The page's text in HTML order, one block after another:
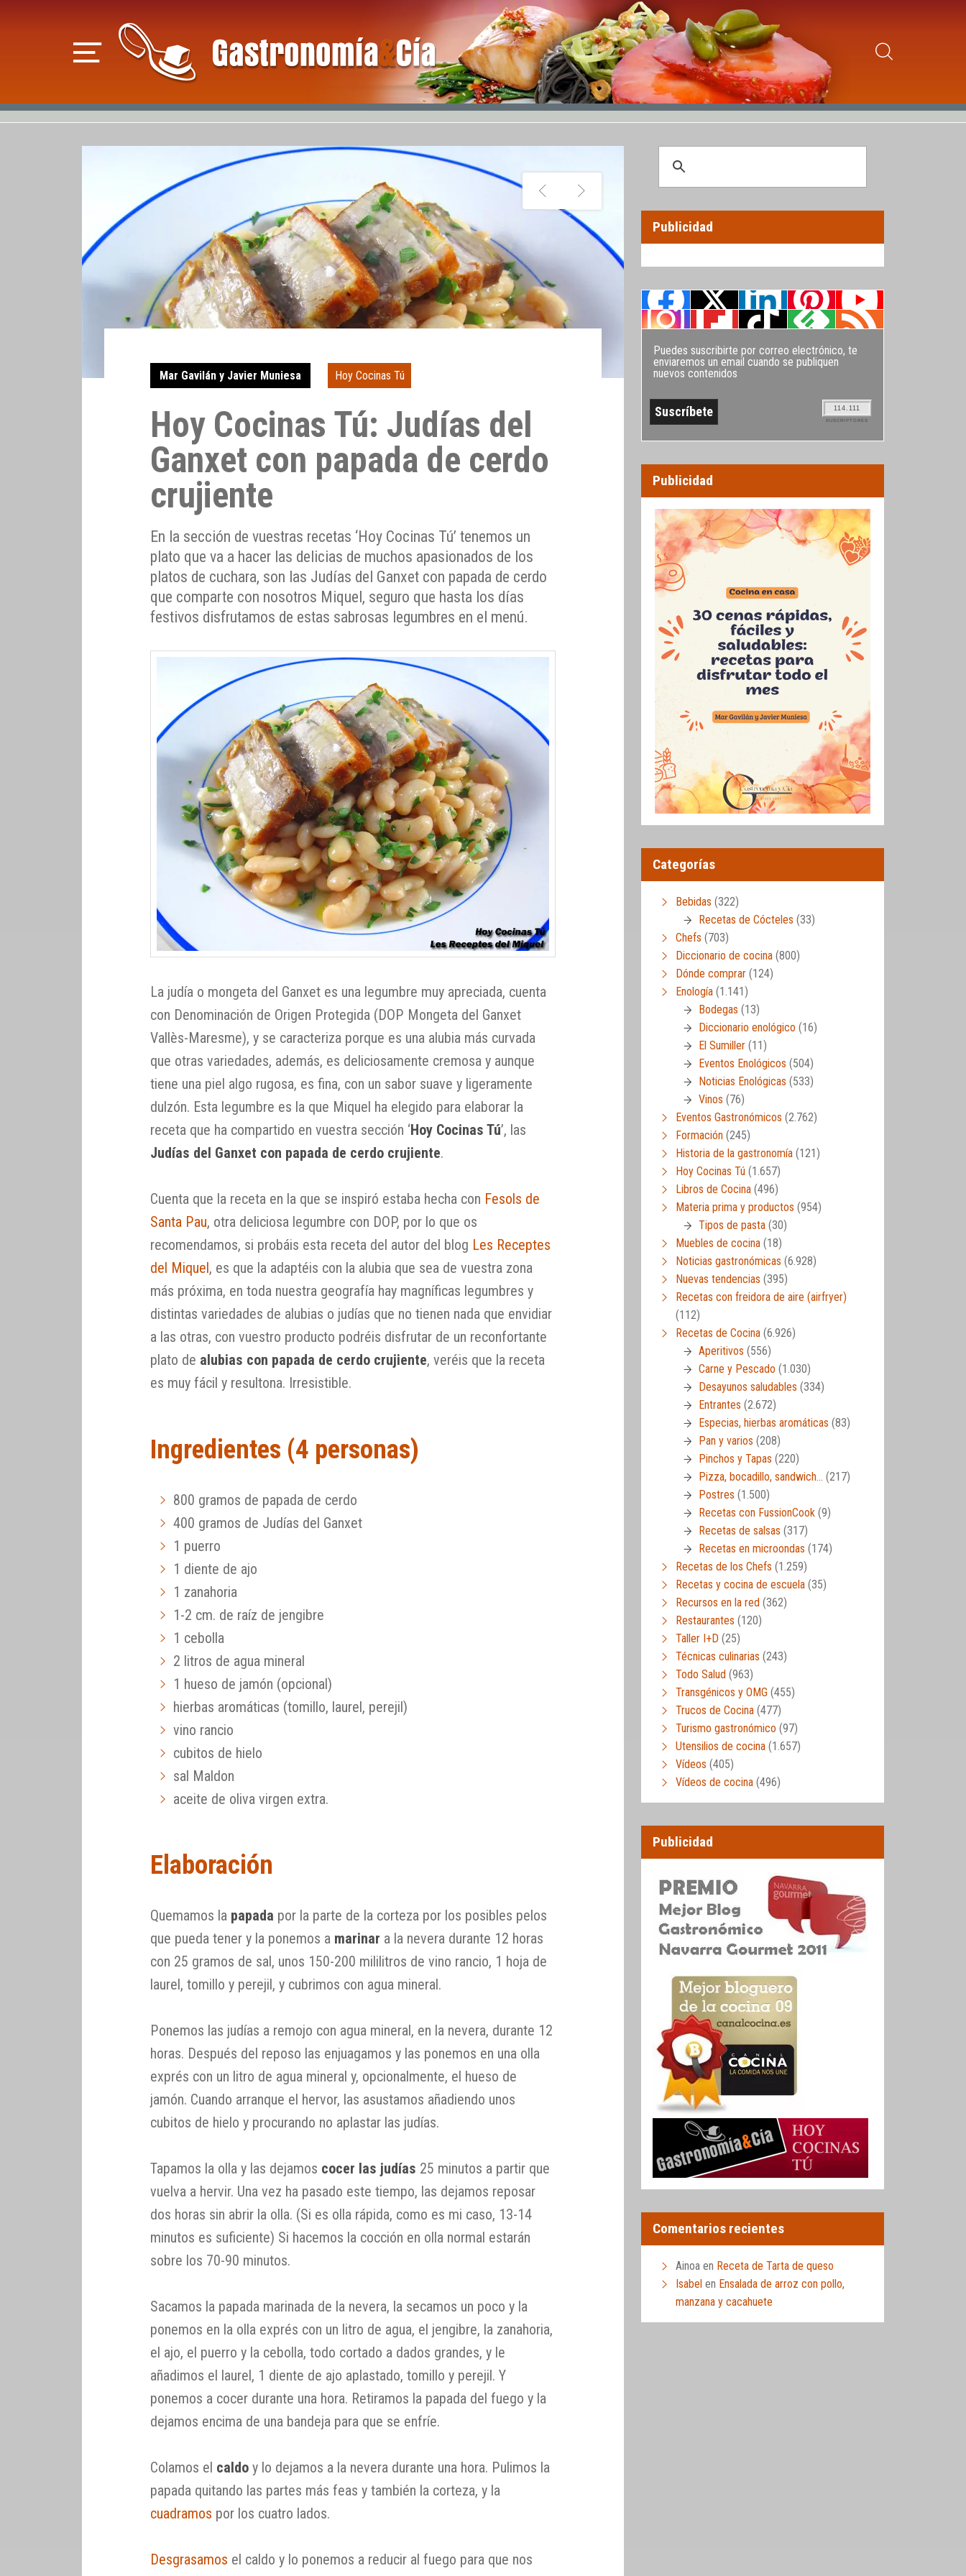
Mar Gavilán y Javier Muniesa Hoy Cocinas Tú
Hoy Cocinas Tú: Judías del
Ganxet con papada de cerdo
crujiente
En la sección de vuestras recetas ‘Hoy Cocinas Tú’ tenemos un
plato que va a hacer las delicias de muchos apasionados de los
platos de cuchara, son las Judías del Ganxet con papada de cerdo
que comparte con nosotros Miquel, seguro que hasta los días
festivos disfrutamos de estas sabrosas legumbres en el menú.
La judía o mongeta del Ganxet es una legumbre muy apreciada, cuenta
con Denominación de Origen Protegida (DOP Mongeta del Ganxet
Vallès-Maresme), y se caracteriza porque es una alubia más curvada
que otras variedades, además, es deliciosamente cremosa y aunque
tiene una piel algo rugosa, es fina, con un sabor suave y ligeramente
dulzón. Esta legumbre es la que Miquel ha elegido para elaborar la
receta que ha compartido en vuestra sección ‘Hoy Cocinas Tú’, las
Judías del Ganxet con papada de cerdo crujiente.
Cuenta que la receta en la que se inspiró estaba hecha con Fesols de
Santa Pau, otra deliciosa legumbre con DOP, por lo que os
recomendamos, si probáis esta receta del autor del blog Les Receptes
del Miquel , es que la adaptéis con la alubia que sea de vuestra zona
más próxima, en toda nuestra geografía hay magníficas legumbres y
distintas variedades de alubias o judías que no tienen nada que envidiar
a las otras, con vuestro producto podréis disfrutar de un reconfortante
plato de alubias con papada de cerdo crujiente, veréis que la receta
es muy fácil y resultona. Irresistible.
Ingredientes (4 personas)
800 gramos de papada de cerdo
400 gramos de Judías del Ganxet
1 puerro
1 diente de ajo
1 zanahoria
1-2 cm. de raíz de jengibre
1 cebolla
2 litros de agua mineral
1 hueso de jamón (opcional)
hierbas aromáticas (tomillo, laurel, perejil)
vino rancio
cubitos de hielo
sal Maldon
aceite de oliva virgen extra.
Elaboración
Quemamos la papada por la parte de la corteza por los posibles pelos
que pueda tener y la ponemos a marinar a la nevera durante 12 horas
con 25 gramos de sal, unos 150-200 mililitros de vino rancio, 1 hoja de
laurel, tomillo y perejil, y cubrimos con agua mineral.
Ponemos las judías a remojo con agua mineral, en la nevera, durante 12
horas. Después del reposo las enjuagamos y las ponemos en una olla
exprés con un litro de agua mineral y, opcionalmente, el hueso de
jamón. Cuando arranque el hervor, las asustamos añadiendo unos
cubitos de hielo y procurando no aplastar las judías.
Tapamos la olla y las dejamos cocer las judías 25 minutos a partir que
vuelva a hervir. Una vez ha pasado este tiempo, las dejamos reposar
dos horas sin abrir la olla. (Si es olla rápida, como es mi caso, 13-14
minutos es suficiente) Si hacemos la cocción en olla normal estarán
sobre los 70-90 minutos.
Sacamos la papada marinada de la nevera, la secamos un poco y la
ponemos en la olla exprés con un litro de agua, el jengibre, la zanahoria,
el ajo, el puerro y la cebolla, todo cortado a dados grandes, y le
añadimos el laurel, 1 diente de ajo aplastado, tomillo y perejil. Y
ponemos a cocer durante una hora. Retiramos la papada del fuego y la
dejamos encima de una bandeja para que se enfríe.
Colamos el caldo y lo dejamos a la nevera durante una hora. Pulimos la
papada quitando las partes más feas y también la corteza, y la
cuadramos por los cuatro lados.
Desgrasamos el caldo y lo ponemos a reducir al fuego para que nos
Publicidad
Puedes suscribirte por correo electrónico, te
enviaremos un email cuando se publiquen
nuevos contenidos
114.111
SUSCRIPTORES
Publicidad
Categorías
Bebidas (322)
Recetas de Cócteles (33)
Chefs (703)
Diccionario de cocina (800)
Dónde comprar (124)
Enología (1.141)
Bodegas (13)
Diccionario enológico (16)
El Sumiller (11)
Eventos Enológicos (504)
Noticias Enológicas (533)
Vinos (76)
Eventos Gastronómicos (2.762)
Formación (245)
Historia de la gastronomía (121)
Hoy Cocinas Tú (1.657)
Libros de Cocina (496)
Materia prima y productos (954)
Tipos de pasta (30)
Muebles de cocina (18)
Noticias gastronómicas (6.928)
Nuevas tendencias (395)
Recetas con freidora de aire (airfryer)
(112)
Recetas de Cocina (6.926)
Aperitivos (556)
Carne y Pescado (1.030)
Desayunos saludables (334)
Entrantes (2.672)
Especias, hierbas aromáticas (83)
Pan y varios (208)
Pinchos y Tapas (220)
Pizza, bocadillo, sandwich… (217)
Postres (1.500)
Recetas con FussionCook (9)
Recetas de salsas (317)
Recetas en microondas (174)
Recetas de los Chefs (1.259)
Recetas y cocina de escuela (35)
Recursos en la red (362)
Restaurantes (120)
Taller I+D (25)
Técnicas culinarias (243)
Todo Salud (963)
Transgénicos y OMG (455)
Trucos de Cocina (477)
Turismo gastronómico (97)
Utensilios de cocina (1.657)
Vídeos (405)
Vídeos de cocina (496)
Publicidad
Comentarios recientes
Ainoa en Receta de Tarta de queso
Isabel en Ensalada de arroz con pollo,
manzana y cacahuete